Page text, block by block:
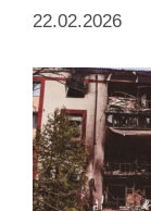
22.02.2026